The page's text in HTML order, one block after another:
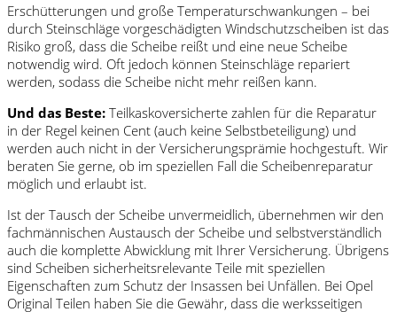
Erschütterungen und große Temperaturschwankungen – bei
durch Steinschläge vorgeschädigten Windschutzscheiben ist das
Risiko groß, dass die Scheibe reißt und eine neue Scheibe
notwendig wird. Oft jedoch können Steinschläge repariert
werden, sodass die Scheibe nicht mehr reißen kann.
Und das Beste: Teilkaskoversicherte zahlen für die Reparatur
in der Regel keinen Cent (auch keine Selbstbeteiligung) und
werden auch nicht in der Versicherungsprämie hochgestuft. Wir
beraten Sie gerne, ob im speziellen Fall die Scheibenreparatur
möglich und erlaubt ist.
Ist der Tausch der Scheibe unvermeidlich, übernehmen wir den
fachmännischen Austausch der Scheibe und selbstverständlich
auch die komplette Abwicklung mit Ihrer Versicherung. Übrigens
sind Scheiben sicherheitsrelevante Teile mit speziellen
Eigenschaften zum Schutz der Insassen bei Unfällen. Bei Opel
Original Teilen haben Sie die Gewähr, dass die werksseitigen